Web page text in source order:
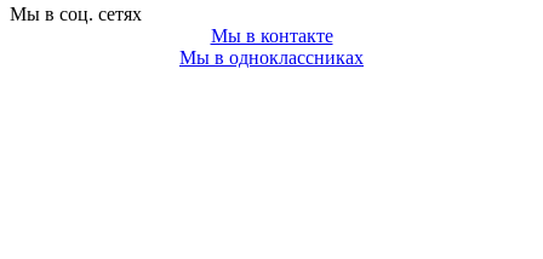
Мы в соц. сетях
Мы в контакте
Мы в одноклассниках